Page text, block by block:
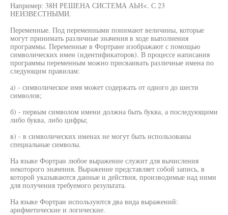
Например: 38Н РЕШЕНА СИСТЕМА АЬН<. С 23
НЕИЗВЕСТНЫМИ.
Переменные. Под переменными понимают величины, которые
могут принимать различные значения в ходе выполнения
программы. Переменные в Фортране изображают с помощью
символических имен (идентификаторов). В процессе написания
программы переменным можно присваивать различные имена по
следующим правилам:
а) - символическое имя может содержать от одного до шести
символов;
б) - первым символом имени должна быть буква, а последующими
либо буква, либо цифры;
в) - в символических именах не могут быть использованы
специальные символы.
На языке Фортран любое выражение служит для вычисления
некоторого значения. Выражение представляет собой запись, в
которой указываются данные и действия, производимые над ними
для получения требуемого результата.
На языке Фортран используются два вида выражений:
арифметические и логические.